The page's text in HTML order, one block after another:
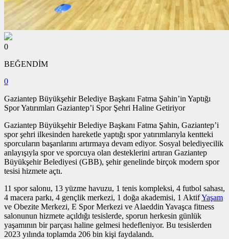
0
BEĞENDİM
0
Gaziantep Büyükşehir Belediye Başkanı Fatma Şahin’in Yaptığı
Spor Yatırımları Gaziantep’i Spor Şehri Haline Getiriyor
Gaziantep Büyükşehir Belediye Başkanı Fatma Şahin, Gaziantep’i
spor şehri ilkesinden hareketle yaptığı spor yatırımlarıyla kentteki
sporcuların başarılarını artırmaya devam ediyor. Sosyal belediyecilik
anlayışıyla spor ve sporcuya olan desteklerini artıran Gaziantep
Büyükşehir Belediyesi (GBB), şehir genelinde birçok modern spor
tesisi hizmete açtı.
11 spor salonu, 13 yüzme havuzu, 1 tenis kompleksi, 4 futbol sahası,
4 macera parkı, 4 gençlik merkezi, 1 doğa akademisi, 1 AktifYaşam
ve Obezite Merkezi, E Spor Merkezi ve Alaeddin Yavaşca fitness
salonunun hizmete açıldığı tesislerde, sporun herkesin günlük
yaşamının bir parçası haline gelmesi hedefleniyor. Bu tesislerden
2023 yılında toplamda 206 bin kişi faydalandı.